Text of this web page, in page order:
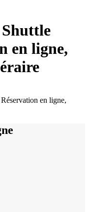
en ligne,
en ligne,